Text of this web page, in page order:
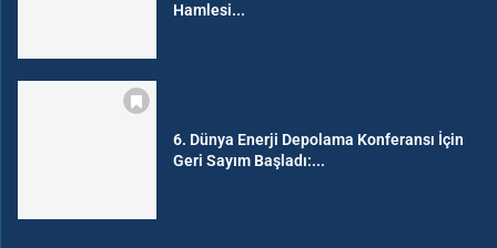
Hamlesi...
6. Dünya Enerji Depolama Konferansı İçin
Geri Sayım Başladı:...